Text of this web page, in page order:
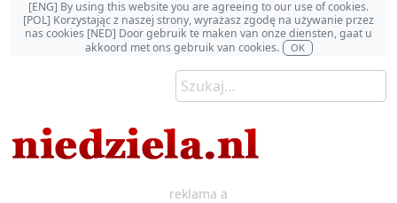
[ENG] By using this website you are agreeing to our use of cookies.
[POL] Korzystając z naszej strony, wyrażasz zgodę na używanie przez
nas cookies [NED] Door gebruik te maken van onze diensten, gaat u
akkoord met ons gebruik van cookies.
OK
reklama a